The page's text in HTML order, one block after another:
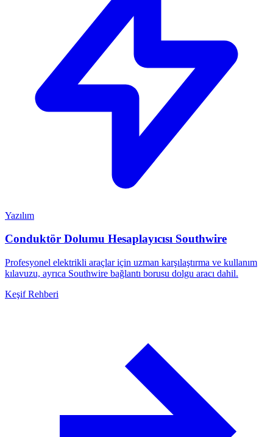
Yazılım
Conduktör Dolumu Hesaplayıcısı Southwire
Profesyonel elektrikli araçlar için uzman karşılaştırma ve kullanım
kılavuzu, ayrıca Southwire bağlantı borusu dolgu aracı dahil.
Keşif Rehberi